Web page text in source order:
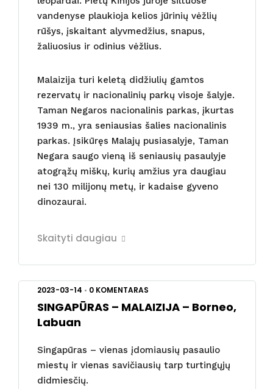
vandenyse plaukioja kelios jūrinių vėžlių
rūšys, įskaitant alyvmedžius, snapus,
žaliuosius ir odinius vėžlius.
Malaizija turi keletą didžiulių gamtos
rezervatų ir nacionalinių parkų visoje šalyje.
Taman Negaros nacionalinis parkas, įkurtas
1939 m., yra seniausias šalies nacionalinis
parkas. Įsikūręs Malajų pusiasalyje, Taman
Negara saugo vieną iš seniausių pasaulyje
atogrąžų miškų, kurių amžius yra daugiau
nei 130 milijonų metų, ir kadaise gyveno
dinozaurai.
Skaityti daugiau
2023-03-14 • 0 KOMENTARAS
SINGAPŪRAS – MALAIZIJA – Borneo,
Labuan
Singapūras – vienas įdomiausių pasaulio
miestų ir vienas savičiausių tarp turtingųjų
didmiesčių.